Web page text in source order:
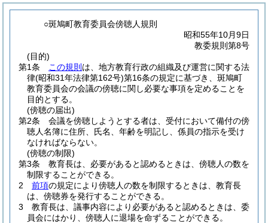
○斑鳩町教育委員会傍聴人規則
昭和55年10月9日
教委規則第8号
(目的)
第1条
この規則 は、地方教育行政の組織及び運営に関する法
律(昭和31年法律第162号)第16条の規定に基づき、斑鳩町
教育委員会の会議の傍聴に関し必要な事項を定めることを
目的とする。
(傍聴の届出)
第2条
会議を傍聴しようとする者は、受付において備付の傍
聴人名簿に住所、氏名、年齢を明記し、係員の指示を受け
なければならない。
(傍聴の制限)
第3条
教育長は、必要があると認めるときは、傍聴人の数を
制限することができる。
2
前項の規定により傍聴人の数を制限するときは、教育長
は、傍聴券を発行することができる。
3
教育長は、議事内容により必要があると認めるときは、委
員会にはかり、傍聴人に退場を命ずることができる。